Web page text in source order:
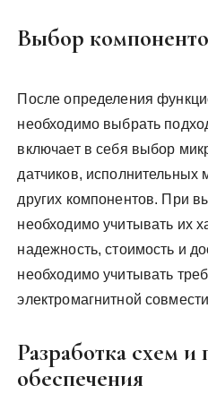
Выбор
После определения
необходимо выбрать
включает в себя выбор
датчиков, исполнительных
других компонентов. При
необходимо учитывать их
надежность, стоимость и
необходимо учитывать
электромагнитной
Разработка схем
обеспечения